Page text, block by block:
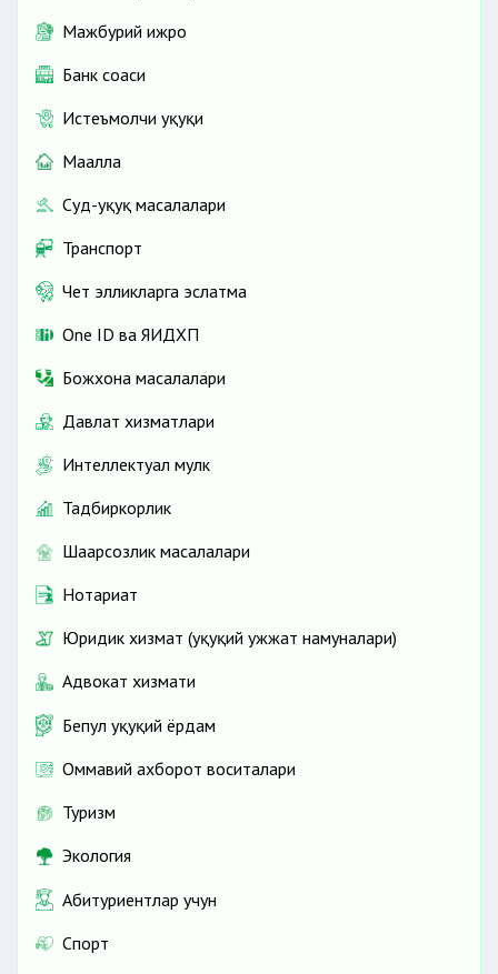
Мажбурий ижро
Банк соҳаси
Истеъмолчи ҳуқуқи
Маҳалла
Суд-ҳуқуқ масалалари
Транспорт
Чет элликларга эслатма
One ID ва ЯИДХП
Божхона масалалари
Давлат хизматлари
Интеллектуал мулк
Тадбиркорлик
Шаҳарсозлик масалалари
Нотариат
Юридик хизмат (ҳуқуқий ҳужжат намуналари)
Адвокат хизмати
Бепул ҳуқуқий ёрдам
Оммавий ахборот воситалари
Туризм
Экология
Абитуриентлар учун
Спорт